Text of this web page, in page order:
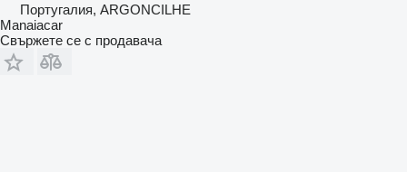
Португалия, ARGONCILHE
Manaiacar
Свържете се с продавача